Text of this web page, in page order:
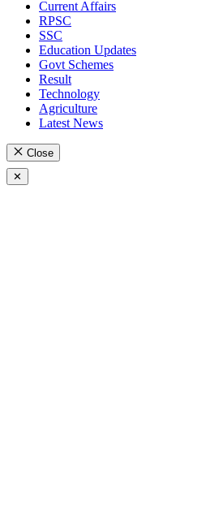
Current Affairs
RPSC
SSC
Education Updates
Govt Schemes
Result
Technology
Agriculture
Latest News
Close
✕